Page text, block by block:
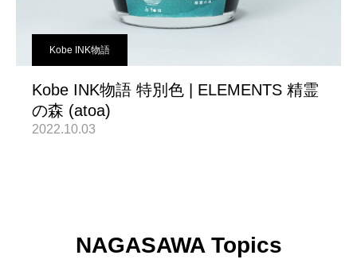
Kobe INK物語
Kobe INK物語 特別色 | ELEMENTS 精霊
の森 (atoa)
2022.10.03
NAGASAWA Topics